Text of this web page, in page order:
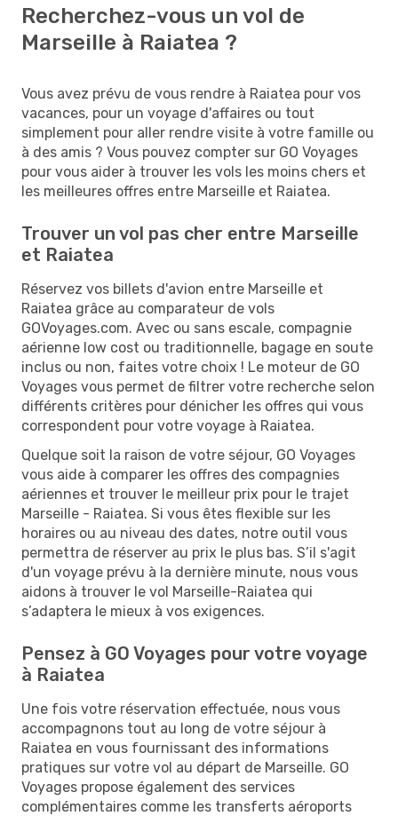
Recherchez-vous un vol de
Marseille à Raiatea ?
Vous avez prévu de vous rendre à Raiatea pour vos
vacances, pour un voyage d'affaires ou tout
simplement pour aller rendre visite à votre famille ou
à des amis ? Vous pouvez compter sur GO Voyages
pour vous aider à trouver les vols les moins chers et
les meilleures offres entre Marseille et Raiatea.
Trouver un vol pas cher entre Marseille
et Raiatea
Réservez vos billets d'avion entre Marseille et
Raiatea grâce au comparateur de vols
GOVoyages.com. Avec ou sans escale, compagnie
aérienne low cost ou traditionnelle, bagage en soute
inclus ou non, faites votre choix ! Le moteur de GO
Voyages vous permet de filtrer votre recherche selon
différents critères pour dénicher les offres qui vous
correspondent pour votre voyage à Raiatea.
Quelque soit la raison de votre séjour, GO Voyages
vous aide à comparer les offres des compagnies
aériennes et trouver le meilleur prix pour le trajet
Marseille - Raiatea. Si vous êtes flexible sur les
horaires ou au niveau des dates, notre outil vous
permettra de réserver au prix le plus bas. S’il s'agit
d'un voyage prévu à la dernière minute, nous vous
aidons à trouver le vol Marseille-Raiatea qui
s’adaptera le mieux à vos exigences.
Pensez à GO Voyages pour votre voyage
à Raiatea
Une fois votre réservation effectuée, nous vous
accompagnons tout au long de votre séjour à
Raiatea en vous fournissant des informations
pratiques sur votre vol au départ de Marseille. GO
Voyages propose également des services
complémentaires comme les transferts aéroports